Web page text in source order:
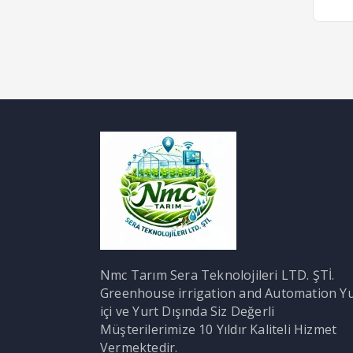
Nmc Tarım Sera Teknolojileri LTD. ŞTİ.
Greenhouse irrigation and Automation
içi ve Yurt Dışında Siz Değerli
Müşterilerimize 10 Yıldır Kaliteli Hizmet
Vermektedir.